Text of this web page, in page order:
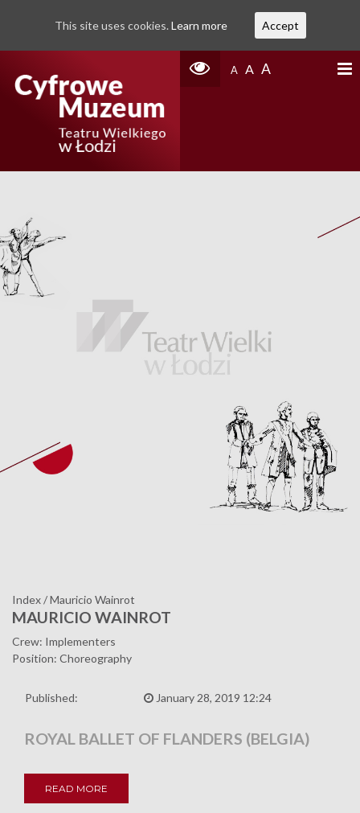
A A A
Index/Mauricio Wainrot
MAURICIO WAINROT
Crew: Implementers
Position: Choreography
Published: January 28, 2019 12:24
ROYAL BALLET OF FLANDERS (BELGIA)
READ MORE
This site uses cookies. Learn more Accept